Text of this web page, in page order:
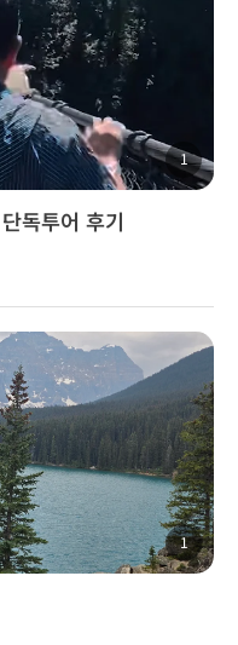
1
독투어 후기
1